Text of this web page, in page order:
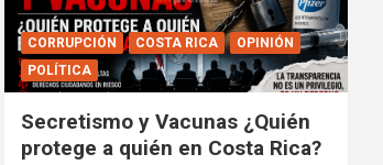
CORRUPCIÓN COSTA RICA
OPINIÓN
POLÍTICA
Secretismo y Vacunas ¿Quién
protege a quién en Costa Rica?